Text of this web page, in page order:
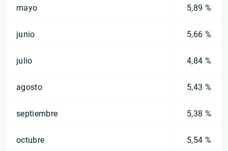
mayo 5,89 %
junio 5,66 %
julio 4,84 %
agosto 5,43 %
septiembre 5,38 %
octubre 5,54 %